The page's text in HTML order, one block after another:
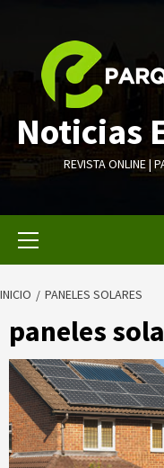
contenido
Noticias
REVISTA ONLINE |
INICIO PANELES SOLARES
paneles